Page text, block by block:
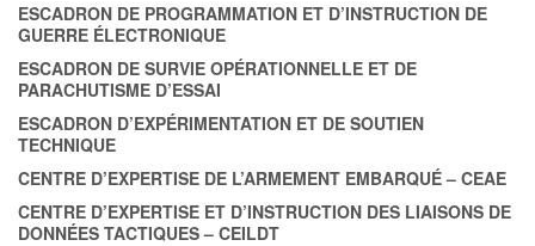
ESCADRON DE PROGRAMMATION ET D’INSTRUCTION DE
GUERRE ÉLECTRONIQUE
ESCADRON DE SURVIE OPÉRATIONNELLE ET DE
PARACHUTISME D’ESSAI
ESCADRON D’EXPÉRIMENTATION ET DE SOUTIEN
TECHNIQUE
CENTRE D’EXPERTISE DE L’ARMEMENT EMBARQUÉ – CEAE
CENTRE D’EXPERTISE ET D’INSTRUCTION DES LIAISONS DE
DONNÉES TACTIQUES – CEILDT